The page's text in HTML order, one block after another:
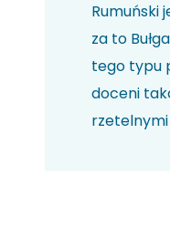
Rumuński
za to
tego typu
doceni